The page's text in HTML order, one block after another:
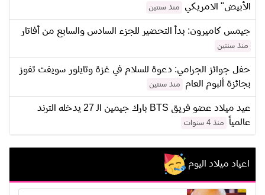
الأبيض" الامريكي
منذ سنتين
جيمس كاميرون: بدأ التحضير للجزء السادس والسابع من أفاتار
منذ سنتين
حفل جوائز الجرامي: دعوة للسلام في غزة وتايلور سويفت تفوز
بجائزة ألبوم العام
منذ سنتين
عيد ميلاد عضو فريق BTS بارك جيمين الـ 27 يدخله الترند
عالمياً
منذ 4 سنوات
اعياد ميلاد اليوم